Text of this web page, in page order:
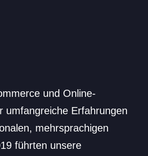
und Online-
umfangreiche Erfahrungen
mehrsprachigen
führten unsere